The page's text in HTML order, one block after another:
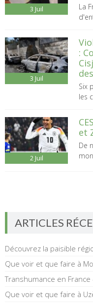
3 Juil
La
3 Juil
:
Six
les
2 Juil
et
De
ARTICLES
Découvrez la paisible
Que voir et que faire à
Transhumance en
Que voir et que faire à